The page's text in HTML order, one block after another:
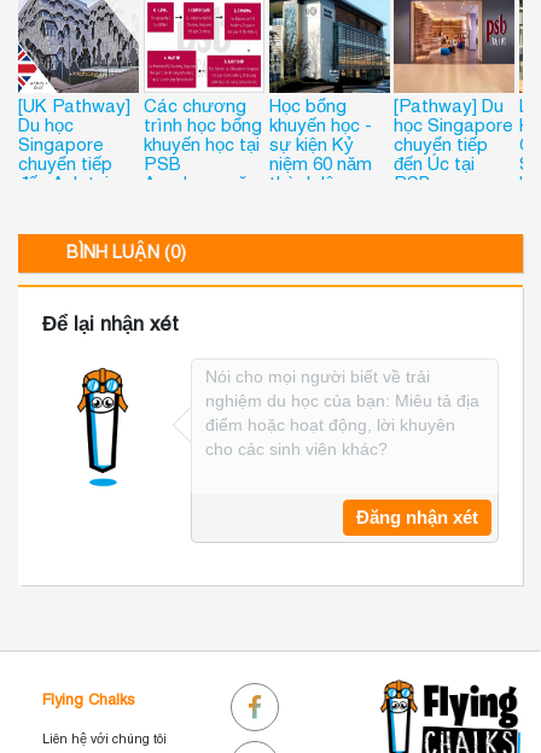
[UK Pathway]
Du học
Singapore
chuyển tiếp
đến Anh tại
Singapore
Các chương
trình học bổng
khuyến học tại
PSB
Academy năm
Học bổng
khuyến học -
sự kiện Kỷ
niệm 60 năm
thành lập
[Pathway] Du
học Singapore
chuyển tiếp
đến Úc tại
PSB
BÌNH LUẬN (0)
Để lại nhận xét
Đăng nhận xét
Flying Chalks
Liên hệ với chúng tôi